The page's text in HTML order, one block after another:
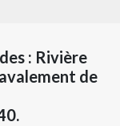
: Rivière
de